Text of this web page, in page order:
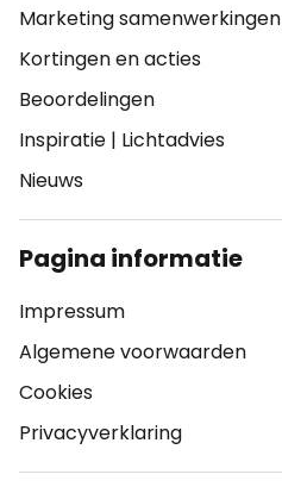
Marketing samenwerkingen
Kortingen en acties
Beoordelingen
Inspiratie | Lichtadvies
Nieuws
Pagina informatie
Impressum
Algemene voorwaarden
Cookies
Privacyverklaring